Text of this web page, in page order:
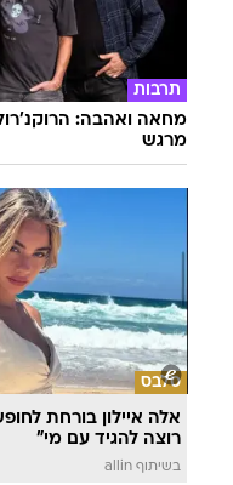
תרבות
מחאה ואהבה:
מרגש
סלבס
אלה איילון בורחת
רוצה להגיד עם מי"
בשיתוף allin